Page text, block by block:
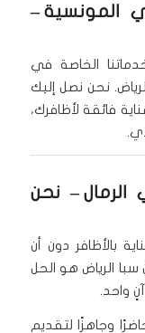
المونسية–
الخاصة في
نحن نصل إليك
فائقة لأظافرك،
– نحن
بالأظافر دون أن
سبا الرياض هو الحل
واحد.
وجاهزًا لتقديم